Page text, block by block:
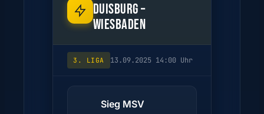
DUISBURG –
WIESBADEN
3. LIGA 13.09.2025 14:00 Uhr
Sieg MSV